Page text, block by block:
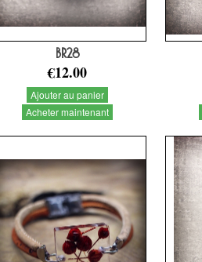
BR28
€12.00
Ajouter au panier
Acheter maintenant